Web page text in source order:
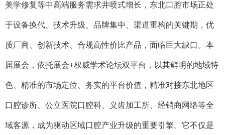
美学修复等中高端服务需求井喷式增长，东北口腔市场正处
于设备换代、技术升级、品牌集中、渠道重构的关键期，优
质厂商、创新技术、合规高性价比产品，面临巨大缺口。本
届展会，依托展会+权威学术论坛双平台，以其鲜明的地域特
色、精准的市场定位、务实的平台价值，精准对接东北地区
口腔诊所、公立医院口腔科、义齿加工所、经销商网络等全
域客源，成为驱动区域口腔产业升级的重要引擎。它不仅是